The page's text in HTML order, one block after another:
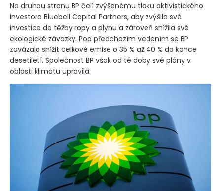
Na druhou stranu BP čelí zvýšenému tlaku aktivistického
investora Bluebell Capital Partners, aby zvýšila své
investice do těžby ropy a plynu a zároveň snížila své
ekologické závazky. Pod předchozím vedením se BP
zavázala snížit celkové emise o 35 % až 40 % do konce
desetiletí. Společnost BP však od té doby své plány v
oblasti klimatu upravila.